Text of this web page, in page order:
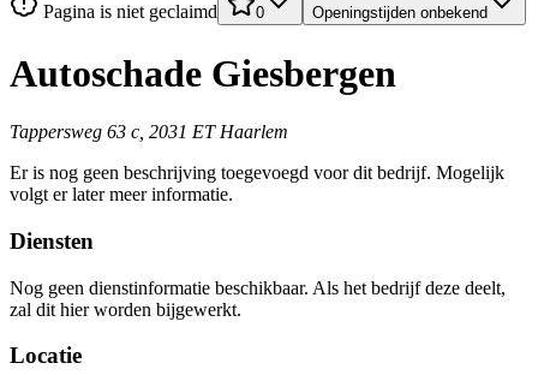
Pagina is niet geclaimd 0 Openingstijden onbekend
Autoschade Giesbergen
Tappersweg 63 c, 2031 ET Haarlem
Er is nog geen beschrijving toegevoegd voor dit bedrijf. Mogelijk
volgt er later meer informatie.
Diensten
Nog geen dienstinformatie beschikbaar. Als het bedrijf deze deelt,
zal dit hier worden bijgewerkt.
Locatie